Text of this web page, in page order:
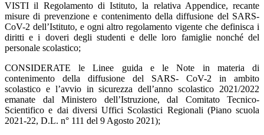
VISTI il Regolamento di Istituto, la relativa Appendice, recante
misure di prevenzione e contenimento della diffusione del SARS-
CoV-2 dell’Istituto, e ogni altro regolamento vigente che definisca i
diritti e i doveri degli studenti e delle loro famiglie nonché del
personale scolastico;
CONSIDERATE le Linee guida e le Note in materia di
contenimento della diffusione del SARS- CoV-2 in ambito
scolastico e l’avvio in sicurezza dell’anno scolastico 2021/2022
emanate dal Ministero dell’Istruzione, dal Comitato Tecnico-
Scientifico e dai diversi Uffici Scolastici Regionali (Piano scuola
2021-22, D.L. n° 111 del 9 Agosto 2021);